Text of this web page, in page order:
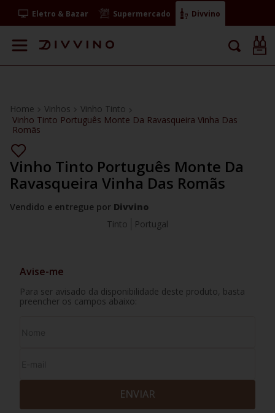
Eletro & Bazar Supermercado Divvino
Vinhos
Vinho Tinto
Vinho Tinto Português Monte Da Ravasqueira Vinha Das
Romãs
Vinho Tinto Português Monte Da
Ravasqueira Vinha Das Romãs
Vendido e entregue por Divvino
Tinto
Portugal
Avise-me
Para ser avisado da disponibilidade deste produto, basta
preencher os campos abaixo:
ENVIAR